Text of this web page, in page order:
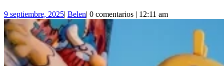
9 septiembre, 20259
septiembre,
2025
| BelenBelen
| 0 comentarios | 12:11 am